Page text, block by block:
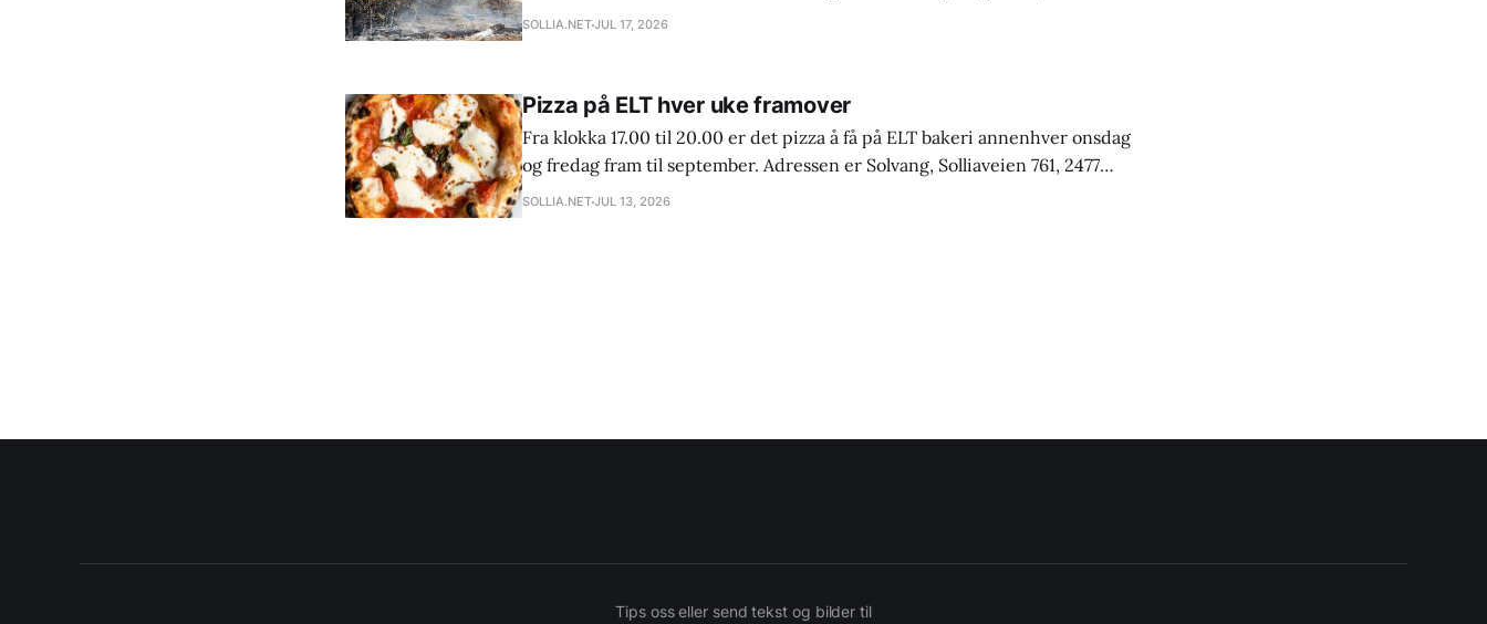
observant syklist på den andre siden av dalen meldte fra om røyk, førte det
SOLLIA.NETJUL 17, 2026
Pizza på ELT hver uke framover
Fra klokka 17.00 til 20.00 er det pizza å få på ELT bakeri annenhver onsdag
og fredag fram til september. Adressen er Solvang, Solliaveien 761, 2477
Sollia. Spis i bakeriet eller ta med hjem. Pizza må forhåndsbestilles 2 dager i
SOLLIA.NETJUL 13, 2026
Tips oss eller send tekst og bilder til